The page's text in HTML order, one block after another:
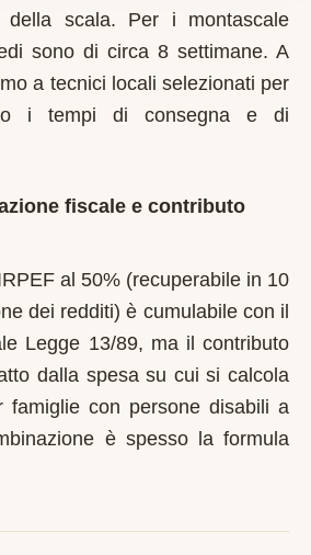
della scala. Per i montascale
sono di circa 8 settimane. A
a tecnici locali selezionati per
i tempi di consegna e di
fiscale e contributo
al 50% (recuperabile in 10
dei redditi) è cumulabile con il
Legge 13/89, ma il contributo
dalla spesa su cui si calcola
famiglie con persone disabili a
è spesso la formula